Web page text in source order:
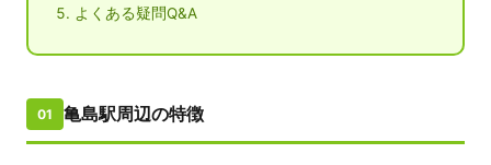
よくある疑問Q&A
01 亀島駅周辺の特徴